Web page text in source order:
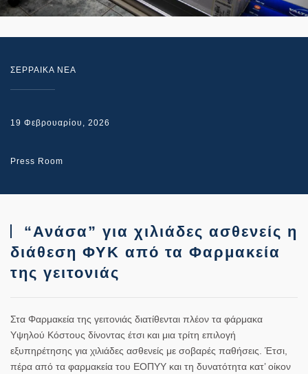
ΣΕΡΡΑΙΚΑ ΝΕΑ
19 Φεβρουαρίου, 2026
Press Room
“Ανάσα” για χιλιάδες ασθενείς η
διάθεση ΦΥΚ από τα Φαρμακεία
της γειτονιάς
Στα Φαρμακεία της γειτονιάς διατίθενται πλέον τα φάρμακα
Υψηλού Κόστους δίνοντας έτσι και μια τρίτη επιλογή
εξυπηρέτησης για χιλιάδες ασθενείς με σοβαρές παθήσεις. Έτσι,
πέρα από τα φαρμακεία του ΕΟΠΥΥ και τη δυνατότητα κατ’ οίκον